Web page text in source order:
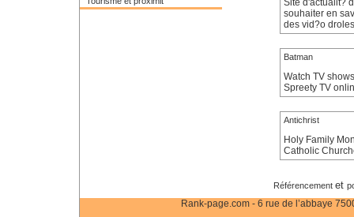
Site d'actualit?
souhaiter en
des vid?o
Batman
Watch TV
Spreety TV
Antichrist
Holy Family
Catholic
Référencement et
Rank-page.com - 6 rue de l’abbaye